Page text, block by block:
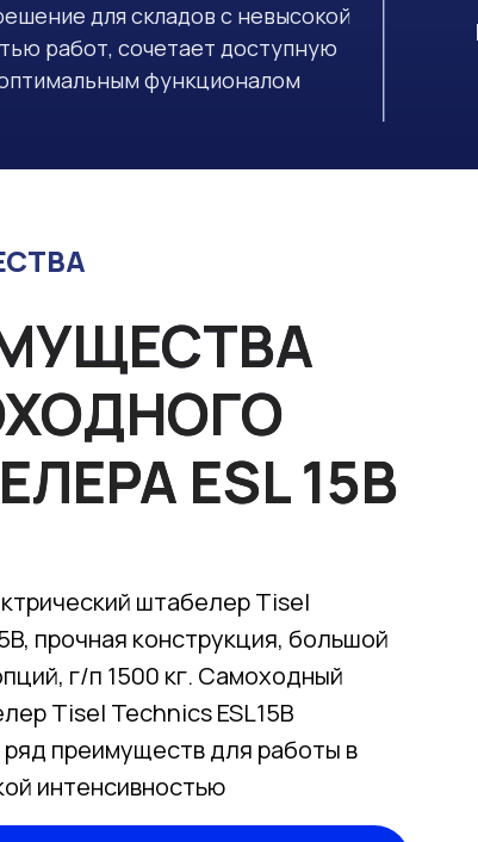
для складов с невысокой
работ, сочетает доступную
функционалом
ESL 15B
штабелер Tisel
прочная конструкция, большой
г/п 1500 кг. Самоходный
Tisel Technics ESL15B
преимуществ для работы в
интенсивностью